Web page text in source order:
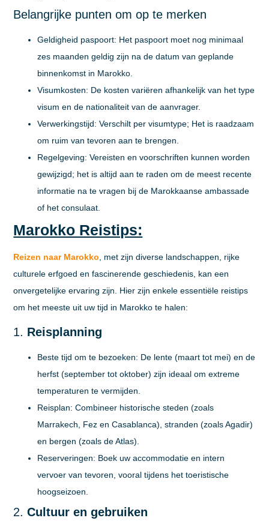
Belangrijke punten om op te merken
Geldigheid paspoort: Het paspoort moet nog minimaal
zes maanden geldig zijn na de datum van geplande
binnenkomst in Marokko.
Visumkosten: De kosten variëren afhankelijk van het type
visum en de nationaliteit van de aanvrager.
Verwerkingstijd: Verschilt per visumtype; Het is raadzaam
om ruim van tevoren aan te brengen.
Regelgeving: Vereisten en voorschriften kunnen worden
gewijzigd; het is altijd aan te raden om de meest recente
informatie na te vragen bij de Marokkaanse ambassade
of het consulaat.
Marokko Reistips:
Reizen naar Marokko, met zijn diverse landschappen, rijke
culturele erfgoed en fascinerende geschiedenis, kan een
onvergetelijke ervaring zijn. Hier zijn enkele essentiële reistips
om het meeste uit uw tijd in Marokko te halen:
1. Reisplanning
Beste tijd om te bezoeken: De lente (maart tot mei) en de
herfst (september tot oktober) zijn ideaal om extreme
temperaturen te vermijden.
Reisplan: Combineer historische steden (zoals
Marrakech, Fez en Casablanca), stranden (zoals Agadir)
en bergen (zoals de Atlas).
Reserveringen: Boek uw accommodatie en intern
vervoer van tevoren, vooral tijdens het toeristische
hoogseizoen.
2.Cultuur en gebruiken